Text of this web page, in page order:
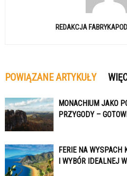
REDAKCJA
POWIĄZANE ARTYKUŁY
MONACHIUM JAKO
PRZYGODY –
FERIE NA WYSPACH
I WYBÓR IDEALNEJ